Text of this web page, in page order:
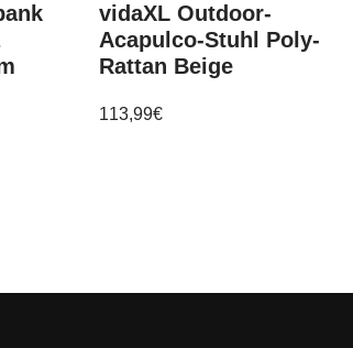
vidaXL Outdoor-
Acapulco-Stuhl Poly-
Rattan Beige
113,99€